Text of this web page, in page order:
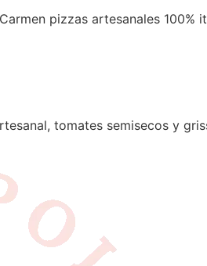
pizzas artesanales
tomates semisecos y